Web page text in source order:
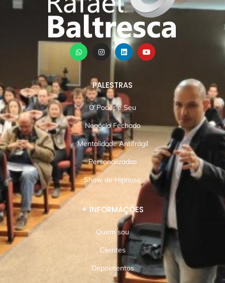
PALESTRAS
O Poder é Seu
Negócio Fechado
Mentalidade Antifrágil
Personalizadas
Show de Hipnose
+ INFORMAÇÕES
Quem sou
Clientes
Depoimentos